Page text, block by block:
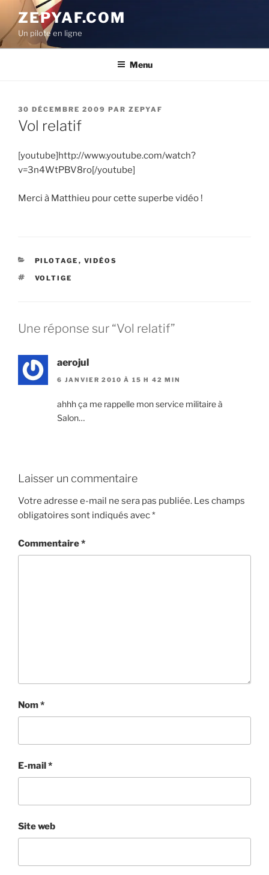
contenu
principal
ZEPYAF.COM
Un pilote en ligne
Menu
PUBLIÉ
LE
30 DÉCEMBRE 2009 PAR ZEPYAF
Vol relatif
[youtube]http://www.youtube.com/watch?
v=3n4WtPBV8ro[/youtube]
Merci à Matthieu pour cette superbe vidéo !
CATÉGORIES
PILOTAGE , VIDÉOS
ÉTIQUETTES
VOLTIGE
Une réponse sur “Vol relatif”
aerojul
6 JANVIER 2010 À 15 H 42 MIN
ahhh ça me rappelle mon service militaire à
Salon…
Laisser un commentaire
Votre adresse e-mail ne sera pas publiée. Les champs
obligatoires sont indiqués avec*
Commentaire*
Nom*
E-mail*
Site web